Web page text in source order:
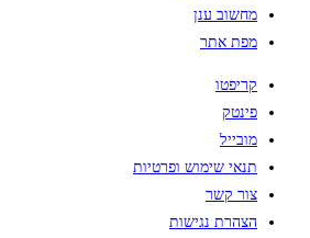
מחשוב ענן
מפת אתר
קריפטו
פינטק
מובייל
תנאי שימוש ופרטיות
צור קשר
הצהרת נגישות